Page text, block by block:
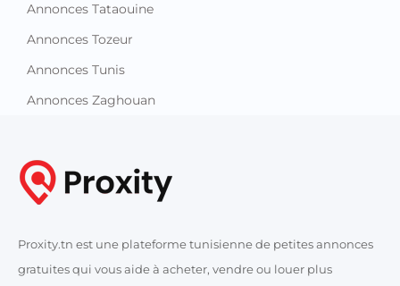
Annonces Tataouine
Annonces Tozeur
Annonces Tunis
Annonces Zaghouan
Proxity.tn est une plateforme tunisienne de petites annonces
gratuites qui vous aide à acheter, vendre ou louer plus